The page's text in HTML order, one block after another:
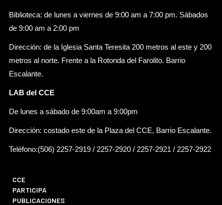
Biblioteca: de lunes a viernes de 9:00 am a 7:00 pm. Sábados
de 9:00 am a 2:00 pm
Dirección: de la Iglesia Santa Teresita 200 metros al este y 200
metros al norte. Frente a la Rotonda del Farolito. Barrio
Escalante.
LAB del CCE
De lunes a sábado de 9:00am a 9:00pm
Dirección: costado este de la Plaza del CCE, Barrio Escalante.
Teléfono:(506) 2257-2919 / 2257-2920 / 2257-2921 / 2257-2922
CCE
PARTICIPA
PUBLICACIONES